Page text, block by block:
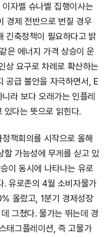
자벨 슈나벨 집행이사는
경제 전반으로 번질 경우
긴축정책이 필요하다고 밝
은 에너지 가격 상승이 운
상 요구로 차례로 확산하는
공급 불안을 자극하면서, E
라 보다 오래가는 인플레
있다는 뜻으로 읽힌다.
책회의를 시작으로 올해
할 가능성에 무게를 싣고 있
이 동시에 나타나는 유로
. 유로존의 4월 소비자물가
올랐고, 1분기 경제성장
그쳤다. 물가는 뛰는데 경
태그플레이션, 즉 고물가